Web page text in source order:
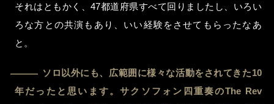
それはともかく、47都道府県すべて回りましたし、いろい
ろな方との共演もあり、いい経験をさせてもらったなあ
と。
― ソロ以外にも、広範囲に様々な活動をされてきた10
年だったと思います。サクソフォン四重奏のThe Rev